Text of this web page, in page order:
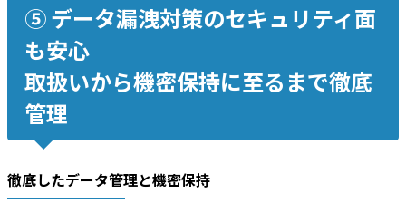
⑤ データ漏洩対策のセキュリティ面
も安心
取扱いから機密保持に至るまで徹底
管理
徹底したデータ管理と機密保持